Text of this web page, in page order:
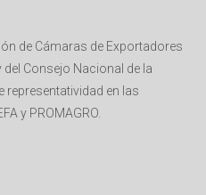
de Cámaras de Exportadores
del Consejo Nacional de la
representatividad en las
y PROMAGRO.